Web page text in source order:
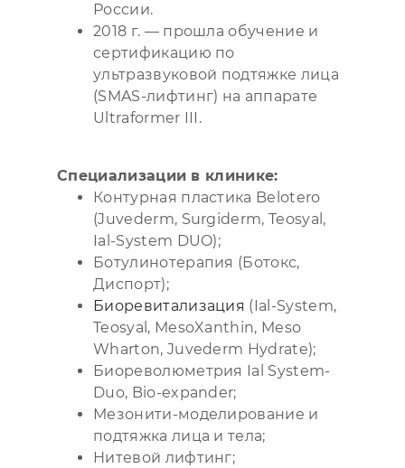
России.
2018 г. — прошла обучение и
сертификацию по
ультразвуковой подтяжке лица
(SMAS-лифтинг) на аппарате
Ultraformer III.
Специализации в клинике:
Контурная пластика Belotero
(Juvederm, Surgiderm, Teosyal,
Ial-System DUO);
Ботулинотерапия (Ботокс,
Диспорт);
Биоревитализация (Ial-System,
Teosyal, МesoXanthin, Meso
Wharton, Juvederm Hydrate);
Биореволюметрия Ial System-
Duo, Bio-expander;
Мезонити-моделирование и
подтяжка лица и тела;
Нитевой лифтинг;